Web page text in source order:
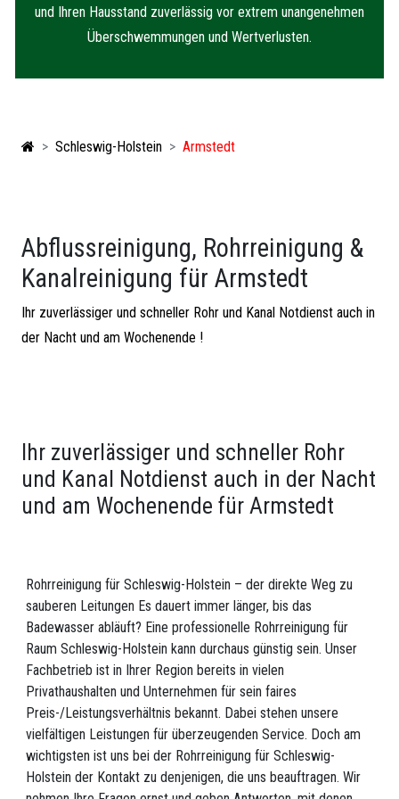
und Ihren Hausstand zuverlässig vor extrem unangenehmen
Überschwemmungen und Wertverlusten.
Schleswig-Holstein Armstedt
Abflussreinigung, Rohrreinigung &
Kanalreinigung für Armstedt
Ihr zuverlässiger und schneller Rohr und Kanal Notdienst auch in
der Nacht und am Wochenende !
Ihr zuverlässiger und schneller Rohr
und Kanal Notdienst auch in der Nacht
und am Wochenende für Armstedt
Rohrreinigung für Schleswig-Holstein – der direkte Weg zu
sauberen Leitungen Es dauert immer länger, bis das
Badewasser abläuft? Eine professionelle Rohrreinigung für
Raum Schleswig-Holstein kann durchaus günstig sein. Unser
Fachbetrieb ist in Ihrer Region bereits in vielen
Privathaushalten und Unternehmen für sein faires
Preis-/Leistungsverhältnis bekannt. Dabei stehen unsere
vielfältigen Leistungen für überzeugenden Service. Doch am
wichtigsten ist uns bei der Rohrreinigung für Schleswig-
Holstein der Kontakt zu denjenigen, die uns beauftragen. Wir